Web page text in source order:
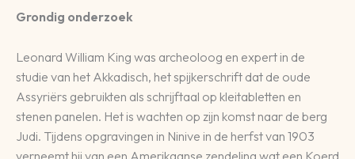
Grondig onderzoek
Leonard William King was archeoloog en expert in de
studie van het Akkadisch, het spijkerschrift dat de oude
Assyriërs gebruikten als schrijftaal op kleitabletten en
stenen panelen. Het is wachten op zijn komst naar de berg
Judi. Tijdens opgravingen in Ninive in de herfst van 1903
verneemt hij van een Amerikaanse zendeling wat een Koerd